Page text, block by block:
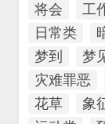
将会
工
日常类
梦到
梦
灾难罪恶
花草
象